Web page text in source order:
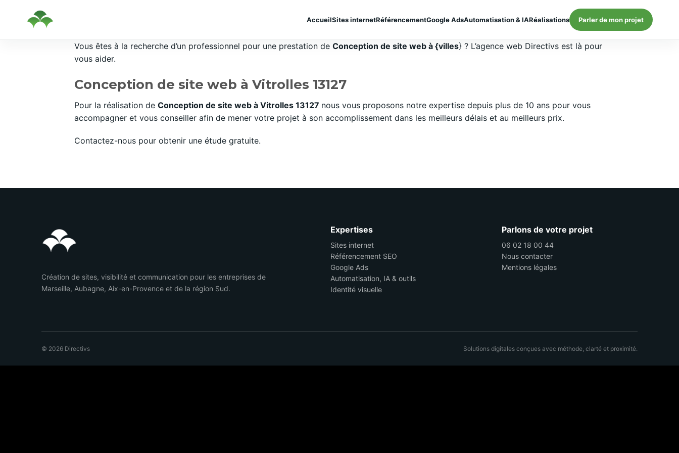
AccueilSites internetRéférencementGoogle AdsAutomatisation & IARéalisations Parler de mon projet
Vous êtes à la recherche d’un professionnel pour une prestation de Conception de site web à {villes} ? L’agence web Directivs est là pour
vous aider.
Conception de site web à Vitrolles 13127
Pour la réalisation de Conception de site web à Vitrolles 13127 nous vous proposons notre expertise depuis plus de 10 ans pour vous
accompagner et vous conseiller afin de mener votre projet à son accomplissement dans les meilleurs délais et au meilleurs prix.
Contactez-nous pour obtenir une étude gratuite.
Création de sites, visibilité et communication pour les entreprises de
Marseille, Aubagne, Aix-en-Provence et de la région Sud.
Expertises
Sites internet
Référencement SEO
Google Ads
Automatisation, IA & outils
Identité visuelle
Parlons de votre projet
06 02 18 00 44
Nous contacter
Mentions légales
© 2026 Directivs Solutions digitales conçues avec méthode, clarté et proximité.